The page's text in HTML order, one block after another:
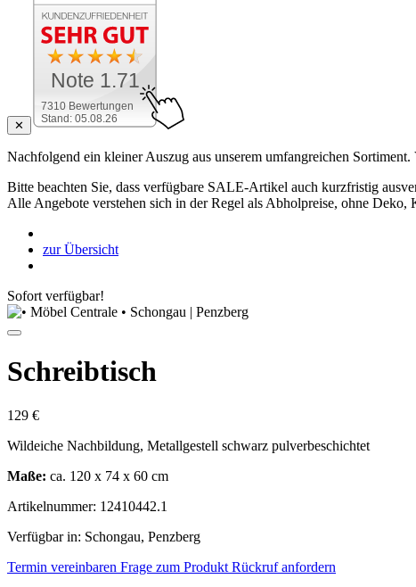
✕
7310 Bewertungen
Stand: 05.08.26
Note 1.71
Nachfolgend ein kleiner Auszug aus unserem umfangreichen
Bitte beachten Sie, dass verfügbare SALE-Artikel auch kurzfristig
Alle Angebote verstehen sich in der Regel als Abholpreise, ohne
zur Übersicht
Sofort verfügbar!
Schreibtisch
129 €
Wildeiche Nachbildung, Metallgestell schwarz pulverbeschichtet
Maße: ca. 120 x 74 x 60 cm
Artikelnummer: 12410442.1
Verfügbar in: Schongau, Penzberg
Termin vereinbaren Frage zum Produkt Rückruf anfordern